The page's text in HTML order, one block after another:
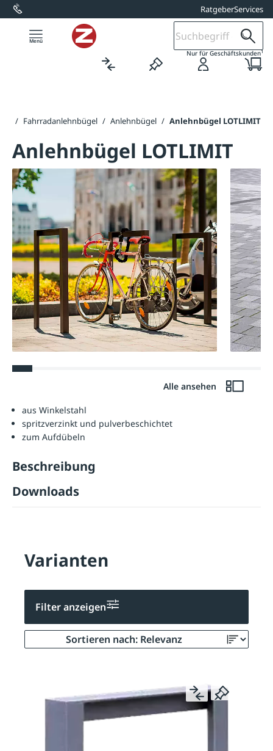
springen RatgeberServices
Nur für Geschäftskunden1
/ Fahrradanlehnbügel / Anlehnbügel / Anlehnbügel LOTLIMIT
Anlehnbügel LOTLIMIT
Alle ansehen
aus Winkelstahl
spritzverzinkt und pulverbeschichtet
zum Aufdübeln
Beschreibung
Downloads
Varianten
Filter anzeigen